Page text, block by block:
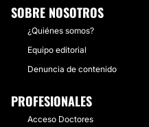
SOBRE NOSOTROS
¿Quiénes somos?
Equipo editorial
Denuncia de contenido
PROFESIONALES
Acceso Doctores